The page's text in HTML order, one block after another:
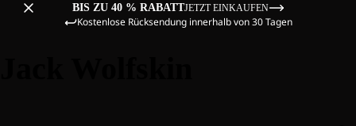
BIS ZU 40 % RABATTJETZT EINKAUFEN
Kostenlose Rücksendung innerhalb von 30 Tagen